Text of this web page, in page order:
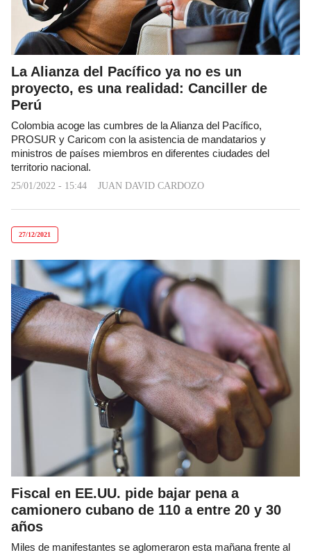
La Alianza del Pacífico ya no es un
proyecto, es una realidad: Canciller de
Perú
Colombia acoge las cumbres de la Alianza del Pacífico,
PROSUR y Caricom con la asistencia de mandatarios y
ministros de países miembros en diferentes ciudades del
territorio nacional.
25/01/2022 - 15:44 JUAN DAVID CARDOZO
27/12/2021
Fiscal en EE.UU. pide bajar pena a
camionero cubano de 110 a entre 20 y 30
años
Miles de manifestantes se aglomeraron esta mañana frente al